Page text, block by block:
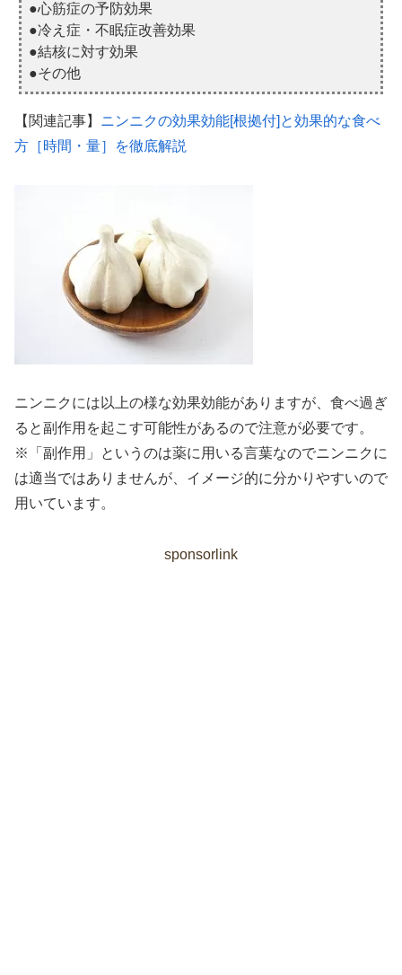
●心筋症の予防効果
●冷え症・不眠症改善効果
●結核に対す効果
●その他
【関連記事】 ニンニクの効果効能[根拠付]と効果的な食べ
方［時間・量］を徹底解説
ニンニクには以上の様な効果効能がありますが、食べ過ぎ
ると副作用を起こす可能性があるので注意が必要です。
※「副作用」というのは薬に用いる言葉なのでニンニクに
は適当ではありませんが、イメージ的に分かりやすいので
用いています。
sponsorlink